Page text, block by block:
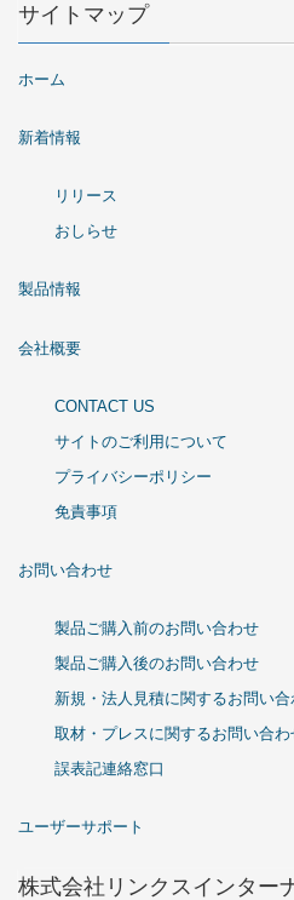
サイトマップ
ホーム
新着情報
リリース
おしらせ
製品情報
会社概要
CONTACT US
サイトのご利用について
プライバシーポリシー
免責事項
お問い合わせ
製品ご購入前のお問い合わせ
製品ご購入後のお問い合わせ
新規・法人見積に関するお問い合
取材・プレスに関するお問い合わ
誤表記連絡窓口
ユーザーサポート
株式会社リンクスインター